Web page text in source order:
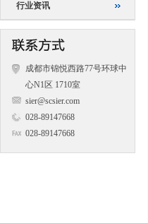
行业资讯
成都市锦悦西路77号环球中
心N1区 1710室
sier@scsier.com
028-89147668
028-89147668